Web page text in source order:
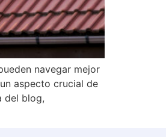
navegar mejor
aspecto crucial de
del blog,